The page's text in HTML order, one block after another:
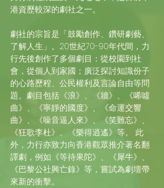
港資歷較深的劇社之一。
劇社的宗旨是「鼓勵創作、鑽研劇藝、
了解人生」。20世紀70-90年代間，力
行先後創作了多個劇目：從校園到社
會，從個人到家國；廣泛探討知識份子
的心路歷程、公民權利及言論自由等問
題。劇目包括《浪》、《牆》、《唏噓
曲》、《寧靜的國度》、《命運交響
曲》、《噪音逼人來》、《笑難忘》、
《狂歌李杜》、《樂得逍遙》等。 此
外，力行亦致力向香港觀眾推介著名翻
譯劇，例如《等待果陀》、《犀牛》、
《巴黎公社興亡錄》等，嘗試為劇壇帶
來新的衝擊。